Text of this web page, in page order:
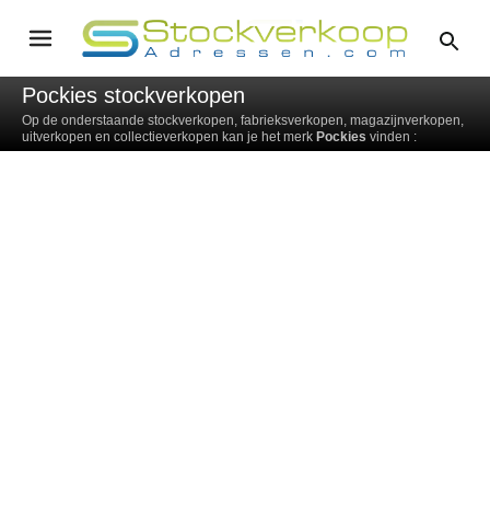
Pockies stockverkopen
Op de onderstaande stockverkopen, fabrieksverkopen, magazijnverkopen,
uitverkopen en collectieverkopen kan je het merk Pockies vinden :